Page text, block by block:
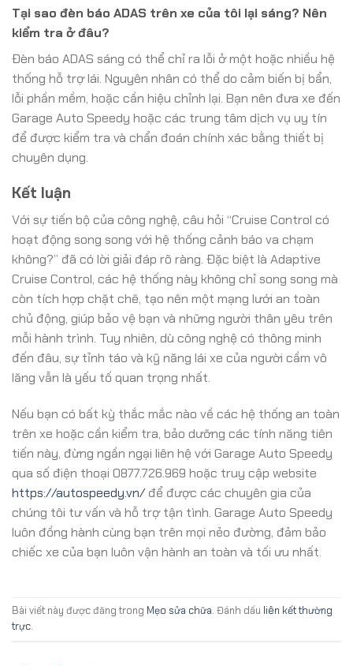
Tại sao đèn báo ADAS trên xe của tôi lại sáng? Nên
kiểm tra ở đâu?
Đèn báo ADAS sáng có thể chỉ ra lỗi ở một hoặc nhiều hệ
thống hỗ trợ lái. Nguyên nhân có thể do cảm biến bị bẩn,
lỗi phần mềm, hoặc cần hiệu chỉnh lại. Bạn nên đưa xe đến
Garage Auto Speedy hoặc các trung tâm dịch vụ uy tín
để được kiểm tra và chẩn đoán chính xác bằng thiết bị
chuyên dụng.
Kết luận
Với sự tiến bộ của công nghệ, câu hỏi “Cruise Control có
hoạt động song song với hệ thống cảnh báo va chạm
không?” đã có lời giải đáp rõ ràng. Đặc biệt là Adaptive
Cruise Control, các hệ thống này không chỉ song song mà
còn tích hợp chặt chẽ, tạo nên một mạng lưới an toàn
chủ động, giúp bảo vệ bạn và những người thân yêu trên
mỗi hành trình. Tuy nhiên, dù công nghệ có thông minh
đến đâu, sự tỉnh táo và kỹ năng lái xe của người cầm vô
lăng vẫn là yếu tố quan trọng nhất.
Nếu bạn có bất kỳ thắc mắc nào về các hệ thống an toàn
trên xe hoặc cần kiểm tra, bảo dưỡng các tính năng tiên
tiến này, đừng ngần ngại liên hệ với Garage Auto Speedy
qua số điện thoại 0877.726.969 hoặc truy cập website
https://autospeedy.vn/để được các chuyên gia của
chúng tôi tư vấn và hỗ trợ tận tình. Garage Auto Speedy
luôn đồng hành cùng bạn trên mọi nẻo đường, đảm bảo
chiếc xe của bạn luôn vận hành an toàn và tối ưu nhất.
Bài viết này được đăng trong Mẹo sửa chữa. Đánh dấu liên kết thường
trực.